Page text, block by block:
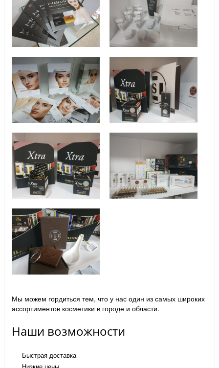
Мы можем гордиться тем, что у нас один из самых широких
ассортиментов косметики в городе и области.
Наши возможности
Быстрая доставка
Низкие цены